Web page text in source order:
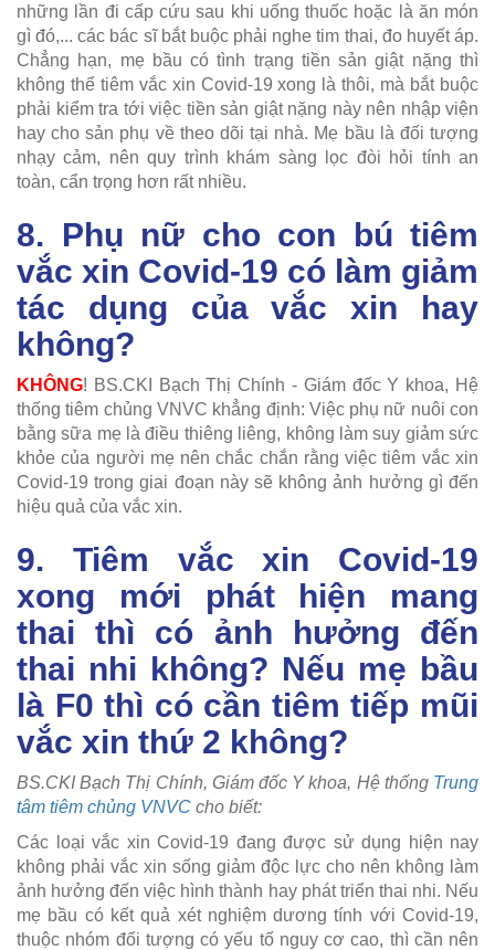
những lần đi cấp cứu sau khi uống thuốc hoặc là ăn món
gì đó,... các bác sĩ bắt buộc phải nghe tim thai, đo huyết áp.
Chẳng hạn, mẹ bầu có tình trạng tiền sản giật nặng thì
không thể tiêm vắc xin Covid-19 xong là thôi, mà bắt buộc
phải kiểm tra tới việc tiền sản giật nặng này nên nhập viện
hay cho sản phụ về theo dõi tại nhà. Mẹ bầu là đối tượng
nhạy cảm, nên quy trình khám sàng lọc đòi hỏi tính an
toàn, cẩn trọng hơn rất nhiều.
8. Phụ nữ cho con bú tiêm
vắc xin Covid-19 có làm giảm
tác dụng của vắc xin hay
không?
KHÔNG! BS.CKI Bạch Thị Chính - Giám đốc Y khoa, Hệ
thống tiêm chủng VNVC khẳng định: Việc phụ nữ nuôi con
bằng sữa mẹ là điều thiêng liêng, không làm suy giảm sức
khỏe của người mẹ nên chắc chắn rằng việc tiêm vắc xin
Covid-19 trong giai đoạn này sẽ không ảnh hưởng gì đến
hiệu quả của vắc xin.
9. Tiêm vắc xin Covid-19
xong mới phát hiện mang
thai thì có ảnh hưởng đến
thai nhi không? Nếu mẹ bầu
là F0 thì có cần tiêm tiếp mũi
vắc xin thứ 2 không?
BS.CKI Bạch Thị Chính, Giám đốc Y khoa, Hệ thống Trung
tâm tiêm chủng VNVC cho biết:
Các loại vắc xin Covid-19 đang được sử dụng hiện nay
không phải vắc xin sống giảm độc lực cho nên không làm
ảnh hưởng đến việc hình thành hay phát triển thai nhi. Nếu
mẹ bầu có kết quả xét nghiệm dương tính với Covid-19,
thuộc nhóm đối tượng có yếu tố nguy cơ cao, thì cần nên